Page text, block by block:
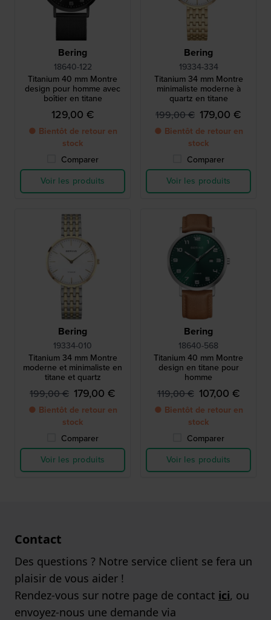
Bering
18640-122
Titanium 40 mm Montre
design pour homme avec
boîtier en titane
129,00 €
● Bientôt de retour en
stock
Comparer
Voir les produits
Bering
19334-334
Titanium 34 mm Montre
minimaliste moderne à
quartz en titane
199,00 € 179,00 €
● Bientôt de retour en
stock
Comparer
Voir les produits
Bering
19334-010
Titanium 34 mm Montre
moderne et minimaliste en
titane et quartz
199,00 € 179,00 €
● Bientôt de retour en
stock
Comparer
Voir les produits
Bering
18640-568
Titanium 40 mm Montre
design en titane pour
homme
119,00 € 107,00 €
● Bientôt de retour en
stock
Comparer
Voir les produits
Contact
Des questions ? Notre service client se fera un
plaisir de vous aider !
Rendez-vous sur notre page de contact ici, ou
envoyez-nous une demande via